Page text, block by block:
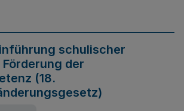
schulischer
der
(18.